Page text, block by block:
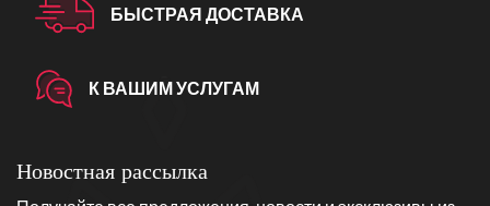
БЫСТРАЯ ДОСТАВКА
К ВАШИМ УСЛУГАМ
Новостная рассылка